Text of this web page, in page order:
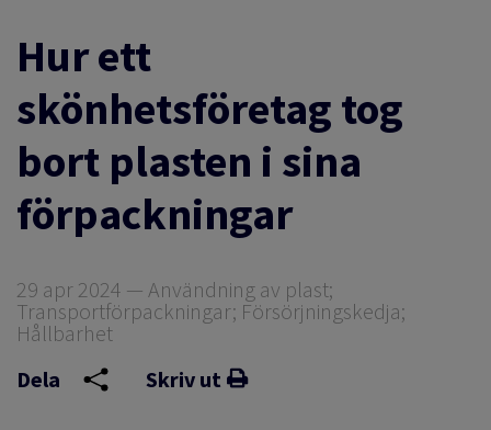
Hur ett
skönhetsföretag tog
bort plasten i sina
förpackningar
29 apr 2024 — Användning av plast;
Transportförpackningar; Försörjningskedja;
Hållbarhet
Dela
Skriv ut